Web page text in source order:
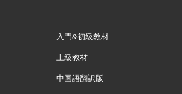
入門&初級教材
上級教材
中国語翻訳版